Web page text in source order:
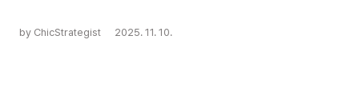
by ChicStrategist 2025. 11. 10.